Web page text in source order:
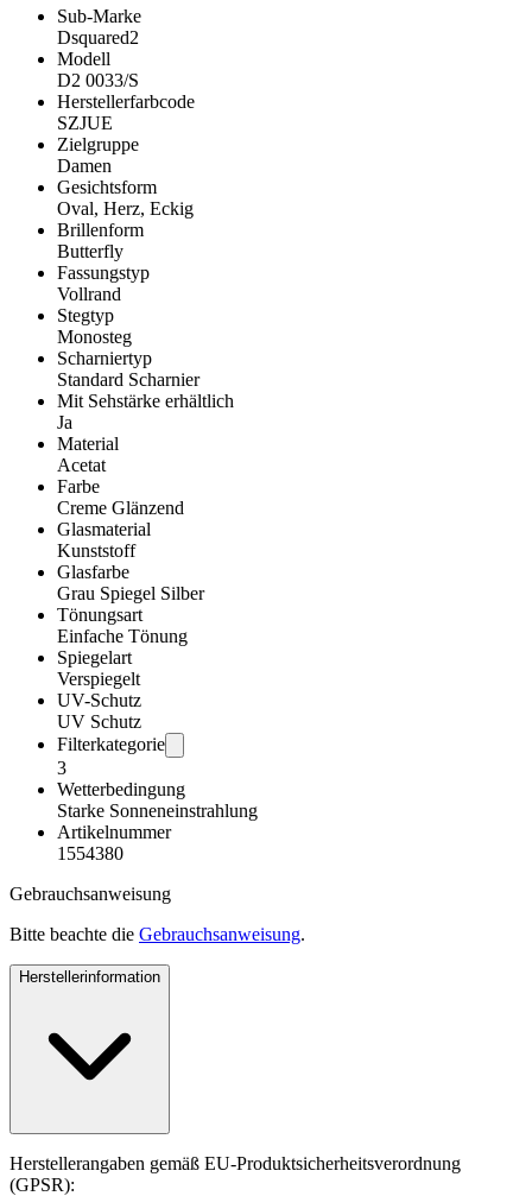
Sub-Marke
Dsquared2
Modell
D2 0033/S
Herstellerfarbcode
SZJUE
Zielgruppe
Damen
Gesichtsform
Oval, Herz, Eckig
Brillenform
Butterfly
Fassungstyp
Vollrand
Stegtyp
Monosteg
Scharniertyp
Standard Scharnier
Mit Sehstärke erhältlich
Ja
Material
Acetat
Farbe
Creme Glänzend
Glasmaterial
Kunststoff
Glasfarbe
Grau Spiegel Silber
Tönungsart
Einfache Tönung
Spiegelart
Verspiegelt
UV-Schutz
UV Schutz
Filterkategorie
3
Wetterbedingung
Starke Sonneneinstrahlung
Artikelnummer
1554380
Gebrauchsanweisung
Bitte beachte die Gebrauchsanweisung.
Herstellerinformation
Herstellerangaben gemäß EU-Produktsicherheitsverordnung
(GPSR):